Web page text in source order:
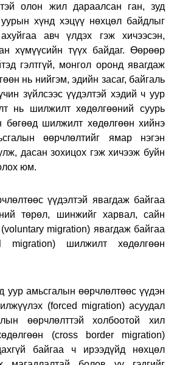
олон жил дараалсан ган, зуд
уурын хүнд хэцүү нөхцөл байдлыг
авч үлдэх гэж хичээсэн,
хүмүүсийн түүх байдаг. Өөрөөр
гэлтгүй, монгол оронд явагдаж
нь нийгэм, эдийн засаг, байгаль
зүйлсээс үүдэлтэй хэдий ч уур
нь шилжилт хөдөлгөөний суурь
бөгөөд шилжилт хөдөлгөөн хийнэ
өөрчлөлтийг ямар нэгэн
дасан зохицох гэж хичээж буйн
юм.
үүдэлтэй явагдаж байгаа
төрөл, шинжийг харвал, сайн
migration) явагдаж байгаа
migration) шилжилт хөдөлгөөн
уур амьсгалын өөрчлөлтөөс үүдэн
(forced migration) асуудал
өөрчлөлттэй холбоотой хил
(cross border migration)
байгаа ч ирээдүйд нөхцөл